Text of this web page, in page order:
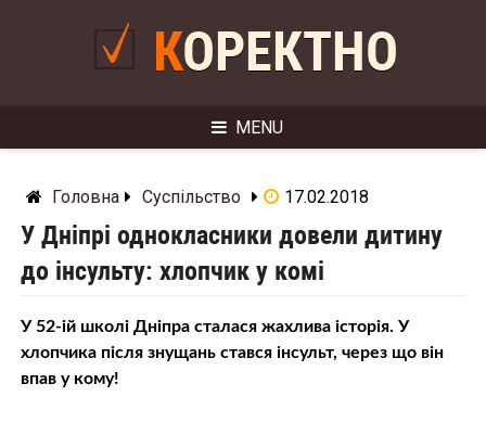
КОРЕКТНО
MENU
Головна Суспільство 17.02.2018
У Дніпрі однокласники довели дитину
до інсульту: хлопчик у комі
У 52-ій школі Дніпра сталася жахлива історія. У
хлопчика після знущань стався інсульт, через що він
впав у кому!